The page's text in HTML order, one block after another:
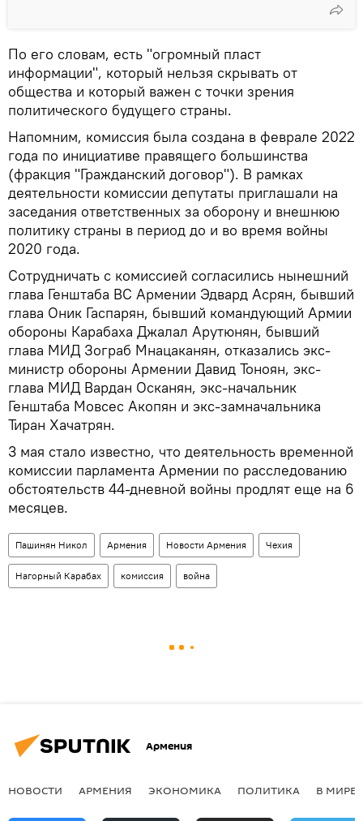
По его словам, есть "огромный пласт
информации", который нельзя скрывать от
общества и который важен с точки зрения
политического будущего страны.
Напомним, комиссия была создана в феврале 2022
года по инициативе правящего большинства
(фракция "Гражданский договор"). В рамках
деятельности комиссии депутаты приглашали на
заседания ответственных за оборону и внешнюю
политику страны в период до и во время войны
2020 года.
Сотрудничать с комиссией согласились нынешний
глава Генштаба ВС Армении Эдвард Асрян, бывший
глава Оник Гаспарян, бывший командующий Армии
обороны Карабаха Джалал Арутюнян, бывший
глава МИД Зограб Мнацаканян, отказались экс-
министр обороны Армении Давид Тоноян, экс-
глава МИД Вардан Осканян, экс-начальник
Генштаба Мовсес Акопян и экс-замначальника
Тиран Хачатрян.
3 мая стало известно, что деятельность временной
комиссии парламента Армении по расследованию
обстоятельств 44-дневной войны продлят еще на 6
месяцев.
Пашинян Никол Армения Новости Армения Чехия
Нагорный Карабах комиссия война
Армения
НОВОСТИ АРМЕНИЯ ЭКОНОМИКА ПОЛИТИКА В МИРЕ